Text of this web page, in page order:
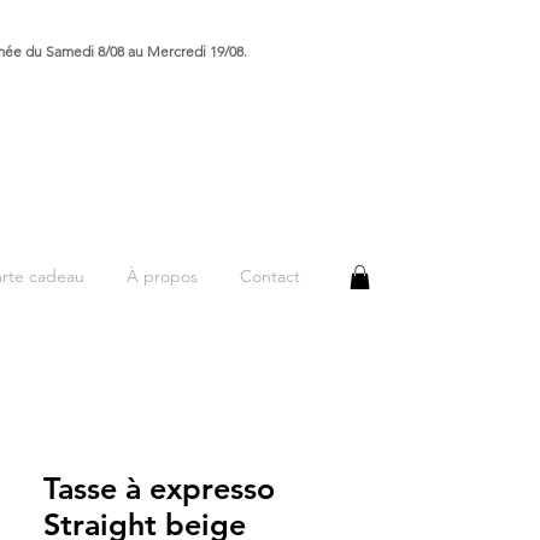
du Samedi 8/08 au Mercredi 19/08.
cadeau À propos Contact
Tasse à expresso
Straight beige